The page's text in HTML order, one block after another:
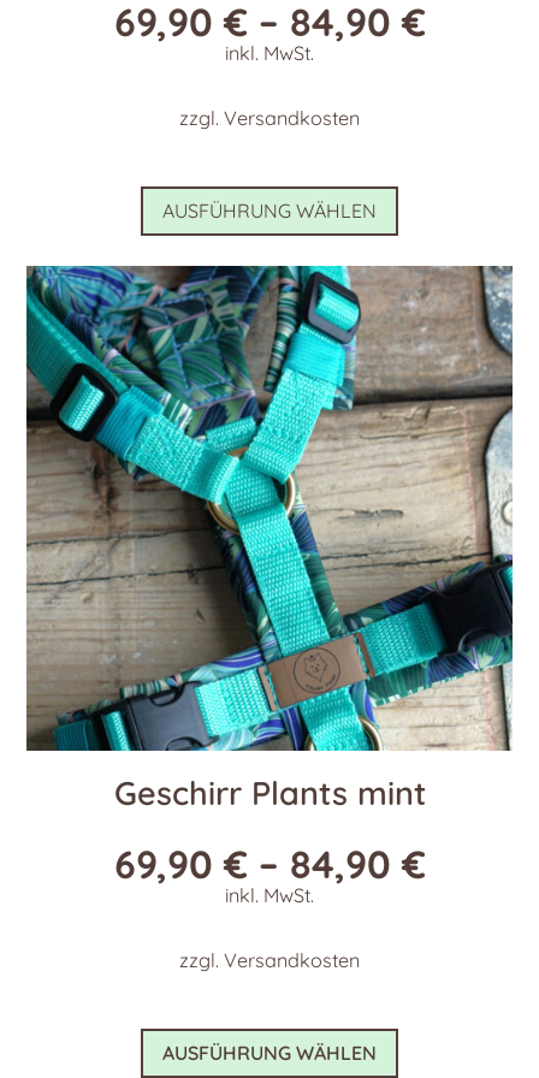
69,90€ – 84,90€
inkl. MwSt.
zzgl. Versandkosten
AUSFÜHRUNG WÄHLEN
Dieses
weist
mehrere
Varianten
auf.
Die
Optionen
können
auf
der
Produktseite
gewählt
werden
Geschirr Plants mint
69,90€ – 84,90€
inkl. MwSt.
zzgl. Versandkosten
AUSFÜHRUNG WÄHLEN
Dieses